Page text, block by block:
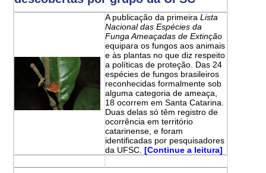
A publicação da primeiraLista
Nacional das Espécies da
Funga Ameaçadas de Extinção
equipara os fungos aos animais
e às plantas no que diz respeito
a políticas de proteção. Das 24
espécies de fungos brasileiros
reconhecidas formalmente sob
alguma categoria de ameaça,
18 ocorrem em Santa Catarina.
Duas delas só têm registro de
ocorrência em território
catarinense, e foram
identificadas por pesquisadores
da UFSC.[Continue a leitura]